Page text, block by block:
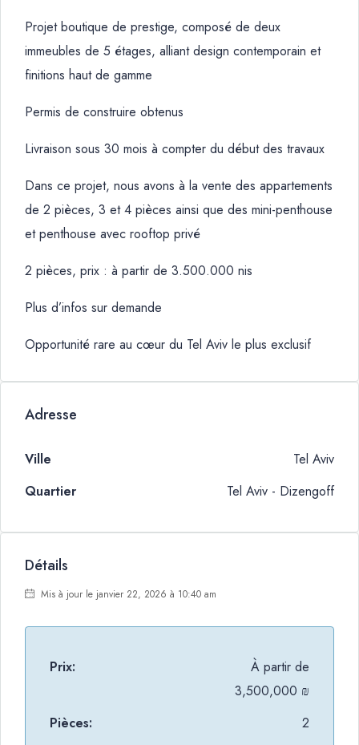
Projet boutique de prestige, composé de deux
immeubles de 5 étages, alliant design contemporain et
finitions haut de gamme
Permis de construire obtenus
Livraison sous 30 mois à compter du début des travaux
Dans ce projet, nous avons à la vente des appartements
de 2 pièces, 3 et 4 pièces ainsi que des mini-penthouse
et penthouse avec rooftop privé
2 pièces, prix : à partir de 3.500.000 nis
Plus d’infos sur demande
Opportunité rare au cœur du Tel Aviv le plus exclusif
Adresse
Ville
Tel Aviv
Quartier
Tel Aviv - Dizengoff
Détails
Mis à jour le janvier 22, 2026 à 10:40 am
Prix:
À partir de
3,500,000 ₪
Pièces:
2